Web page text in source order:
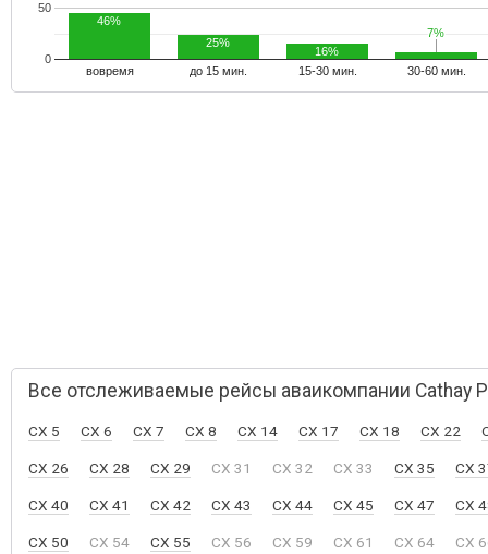
вовремя до 15 мин. 15-30 мин. 30-60 мин.
0
50
46%
25%
16%
7%
7%
Все отслеживаемые рейсы аваикомпании Cathay
CX 5 CX 6 CX 7 CX 8 CX 14 CX 17 CX 18 CX 22
CX 26 CX 28 CX 29 CX 31 CX 32 CX 33 CX 35 CX
CX 40 CX 41 CX 42 CX 43 CX 44 CX 45 CX 47 CX
CX 50 CX 54 CX 55 CX 56 CX 59 CX 61 CX 64 CX